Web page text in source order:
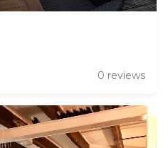
0 reviews